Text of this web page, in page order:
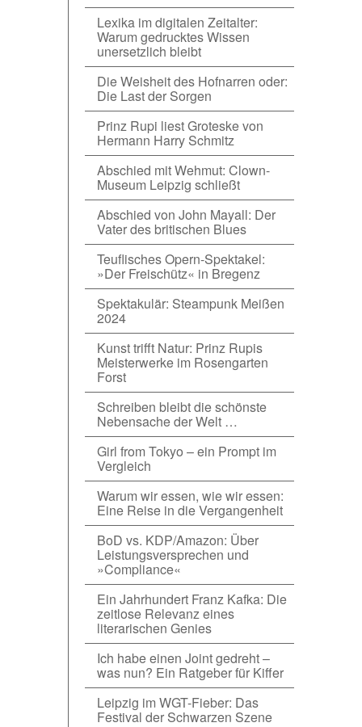
Lexika im digitalen Zeitalter:
Warum gedrucktes Wissen
unersetzlich bleibt
Die Weisheit des Hofnarren oder:
Die Last der Sorgen
Prinz Rupi liest Groteske von
Hermann Harry Schmitz
Abschied mit Wehmut: Clown-
Museum Leipzig schließt
Abschied von John Mayall: Der
Vater des britischen Blues
Teuflisches Opern-Spektakel:
»Der Freischütz« in Bregenz
Spektakulär: Steampunk Meißen
2024
Kunst trifft Natur: Prinz Rupis
Meisterwerke im Rosengarten
Forst
Schreiben bleibt die schönste
Nebensache der Welt …
Girl from Tokyo – ein Prompt im
Vergleich
Warum wir essen, wie wir essen:
Eine Reise in die Vergangenheit
BoD vs. KDP/Amazon: Über
Leistungsversprechen und
»Compliance«
Ein Jahrhundert Franz Kafka: Die
zeitlose Relevanz eines
literarischen Genies
Ich habe einen Joint gedreht –
was nun? Ein Ratgeber für Kiffer
Leipzig im WGT-Fieber: Das
Festival der Schwarzen Szene